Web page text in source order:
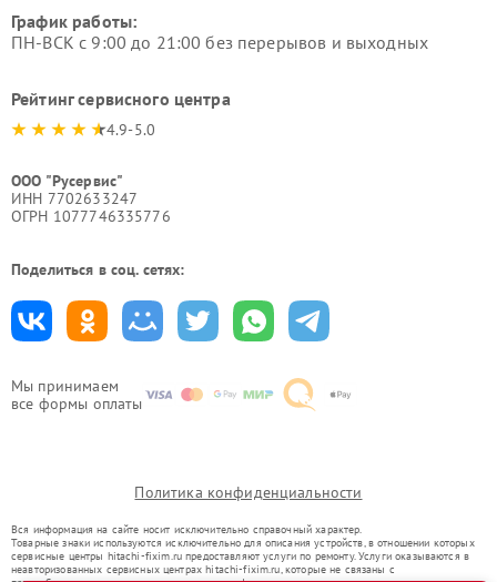
Мы принимаем
все формы оплаты
График работы:
ПН-ВСК с 9:00 до 21:00 без перерывов и выходных
Рейтинг сервисного центра
4.9-5.0
ООО "Русервис"
ИНН 7702633247
ОГРН 1077746335776
Поделиться в соц. сетях:
Политика конфиденциальности
Вся информация на сайте носит исключительно справочный характер.
Товарные знаки используются исключительно для описания устройств, в отношении которых
сервисные центры hitachi-fixim.ru предоставляют услуги по ремонту. Услуги оказываются в
неавторизованных сервисных центрах hitachi-fixim.ru, которые не связаны с